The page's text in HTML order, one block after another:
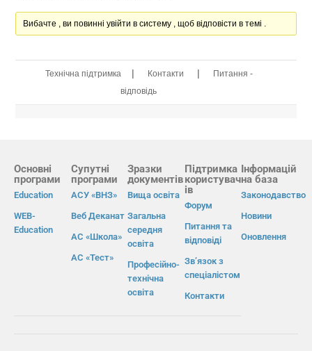
Вибачте , ви повинні увійти в систему , щоб відповісти в темі .
Технічна підтримка | Контакти |
Питання -
відповідь
Основні
програми
Education
WEB-
Education
Супутні
програми
АСУ «ВНЗ»
Веб Деканат
АС «Школа»
АС «Тест»
Зразки
документів
Вища освіта
Загальна
середня
освіта
Професійно-
технічна
освіта
Підтримка
користувач
ів
Форум
Питання та
відповіді
Зв’язок з
спеціалістом
Контакти
Інформацій
на база
Законодавство
Новини
Оновлення